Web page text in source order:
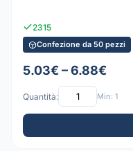
2315
Confezione da 50 pezzi
5.03€ – 6.88€
Quantità: Min: 1